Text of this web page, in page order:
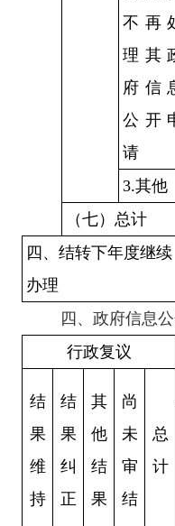
不再
理其
府信
公开
请
3.其他
（七）总计
四、结转下年度继续
办理
四、政府信息
行政复议
结
果
维
持
结
果
纠
正
其
他
结
果
尚
未
审
结
总
计